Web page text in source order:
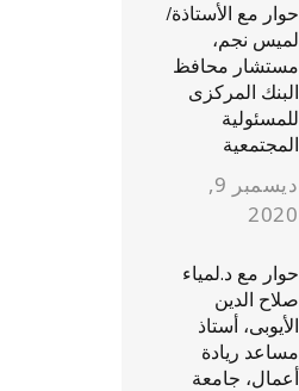
حوار مع الأستاذة/
لميس نجم،
مستشار محافظ
البنك المركزى
للمسئولية
المجتمعية
ديسمبر 9,
2020
حوار مع د.لمياء
صلاح الدين
الأيوبى، أستاذ
مساعد ريادة
أعمال، جامعة